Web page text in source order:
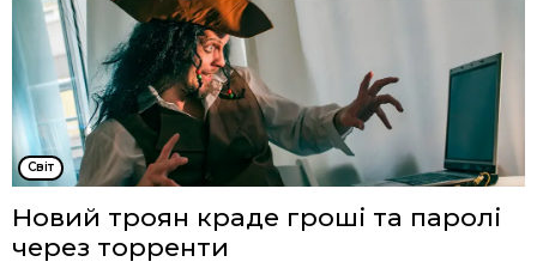
Cвіт
Новий троян краде гроші та паролі
через торренти